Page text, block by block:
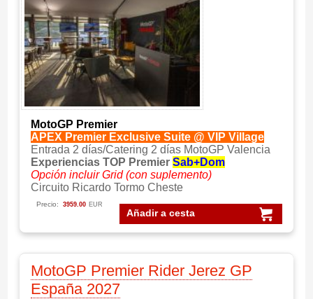
MotoGP Premier
APEX Premier Exclusive Suite @ VIP Village
Entrada 2 días/Catering 2 días MotoGP Valencia
Experiencias TOP Premier Sab+Dom
Opción incluir Grid (con suplemento)
Circuito Ricardo Tormo Cheste
Añadir a cesta
Precio: 3959.00 EUR
MotoGP Premier Rider Jerez GP
España 2027